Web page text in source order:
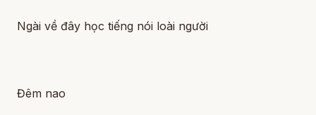
Ngài về đây học tiếng nói loài người
Đêm nao